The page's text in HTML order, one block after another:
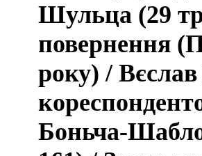
Шульца (29
повернення (
року) /Вєслав
Боньча-